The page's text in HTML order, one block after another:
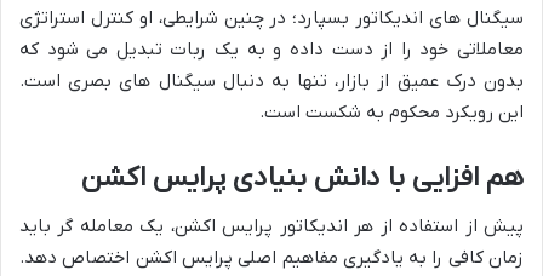
سیگنال های اندیکاتور بسپارد؛ در چنین شرایطی، او کنترل استراتژی
معاملاتی خود را از دست داده و به یک ربات تبدیل می شود که
بدون درک عمیق از بازار، تنها به دنبال سیگنال های بصری است.
این رویکرد محکوم به شکست است.
هم افزایی با دانش بنیادی پرایس اکشن
پیش از استفاده از هر اندیکاتور پرایس اکشن، یک معامله گر باید
زمان کافی را به یادگیری مفاهیم اصلی پرایس اکشن اختصاص دهد.